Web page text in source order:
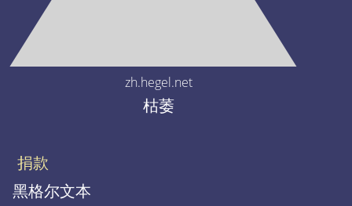
zh.hegel.net
枯萎
捐款
黑格尔文本